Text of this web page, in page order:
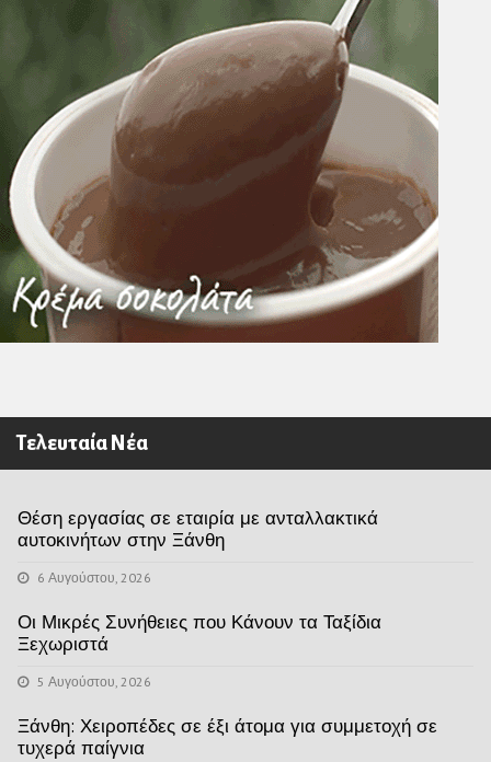
Τελευταία Νέα
Θέση εργασίας σε εταιρία με ανταλλακτικά
αυτοκινήτων στην Ξάνθη
6 Αυγούστου, 2026
Οι Μικρές Συνήθειες που Κάνουν τα Ταξίδια
Ξεχωριστά
5 Αυγούστου, 2026
Ξάνθη: Χειροπέδες σε έξι άτομα για συμμετοχή σε
τυχερά παίγνια